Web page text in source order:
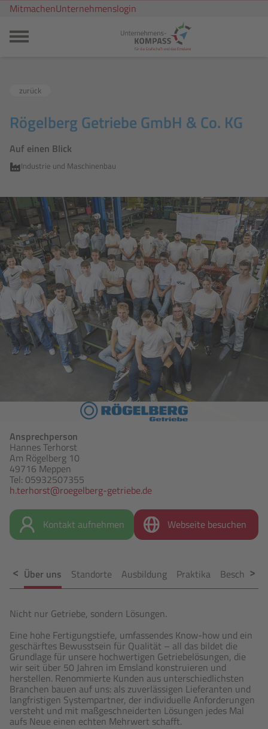
MitmachenUnternehmenslogin
zurück
Rögelberg Getriebe GmbH & Co. KG
Auf einen Blick
Industrie und Maschinenbau
Ansprechperson
Hannes Terhorst
Am Rögelberg 10
49716 Meppen
Tel: 05932507355
h.terhorst@roegelberg-getriebe.de
Kontakt aufnehmen Webseite besuchen
Über uns Standorte Ausbildung Praktika
Nicht nur Getriebe, sondern Lösungen.
Eine hohe Fertigungstiefe, umfassendes Know-how und ein
geschärftes Bewusstsein für Qualität – all das bildet die
Grundlage für unsere hochwertigen Getriebelösungen, die
wir seit über 50 Jahren im Emsland konstruieren und
herstellen. Renommierte Kunden aus unterschiedlichsten
Branchen bauen auf uns: als zuverlässigen Lieferanten und
langfristigen Systempartner, der individuelle Anforderungen
versteht und mit maßgeschneiderten Lösungen jedes Mal
aufs Neue einen echten Mehrwert schafft.